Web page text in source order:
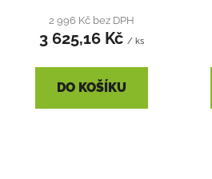
produktu
je
z
2 996 Kč bez DPH
3 625,16 Kč / ks
DO KOŠÍKU